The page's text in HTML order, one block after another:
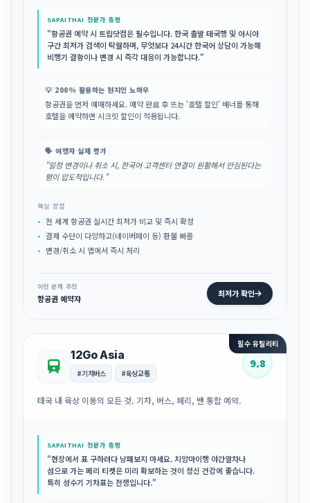
SAPAITHAI 전문가 총평
"항공권 예약 시 트립닷컴은 필수입니다. 한국 출발 태국행 및 아시아
구간 최저가 검색이 탁월하며, 무엇보다 24시간 한국어 상담이 가능해
비행기 결항이나 변경 시 즉각 대응이 가능합니다."
💡 200% 활용하는 현지인 노하우
항공권을 먼저 예매하세요. 예약 완료 후 뜨는 '호텔 할인' 배너를 통해
호텔을 예약하면 시크릿 할인이 적용됩니다.
🗣️ 여행자 실제 평가
"일정 변경이나 취소 시, 한국어 고객센터 연결이 원활해서 안심된다는
평이 압도적입니다."
핵심 장점
전 세계 항공권 실시간 최저가 비교 및 즉시 확정
결제 수단이 다양하고(네이버페이 등) 환불 빠름
변경/취소 시 앱에서 즉시 처리
이런 분께 추천
항공권 예약자 최저가 확인
필수 유틸리티
12Go Asia
#기차버스 #육상교통
9.8
태국 내 육상 이동의 모든 것. 기차, 버스, 페리, 밴 통합 예약.
SAPAITHAI 전문가 총평
"현장에서 표 구하려다 낭패보지 마세요. 치앙마이행 야간열차나
섬으로 가는 페리 티켓은 미리 확보하는 것이 정신 건강에 좋습니다.
특히 성수기 기차표는 전쟁입니다."